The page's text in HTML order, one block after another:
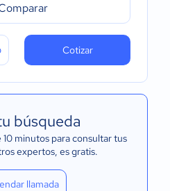
Cotizar
búsqueda
minutos para consultar tus
expertos, es gratis.
llamada